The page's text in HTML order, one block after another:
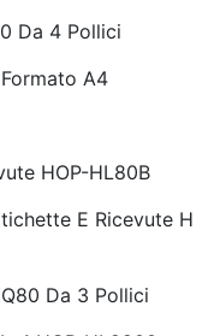
Da 4 Pollici
A4
HOP-HL80B
E Ricevute H
Da 3 Pollici